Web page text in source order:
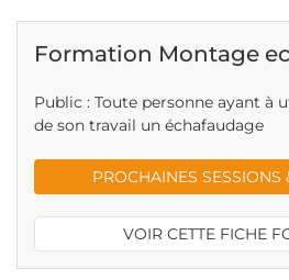
Formation Montage
Public : Toute personne ayant à
de son travail un échafaudage
PROCHAINES SESSIONS
VOIR CETTE FICHE